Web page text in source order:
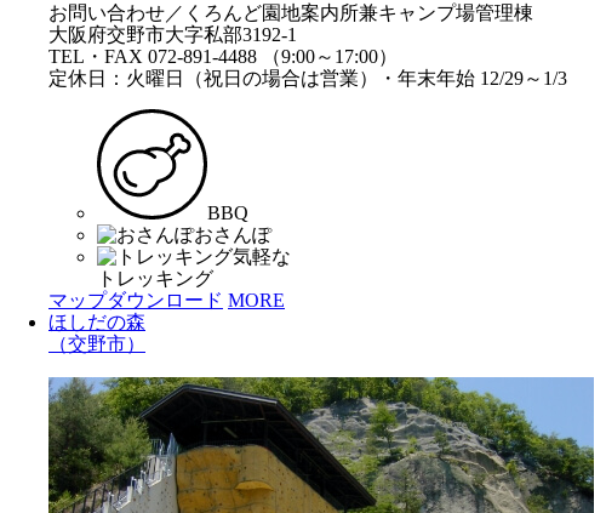
お問い合わせ／くろんど園地案内所兼キャンプ場管理棟
大阪府交野市大字私部3192-1
TEL・FAX 072-891-4488 （9:00～17:00）
定休日：火曜日（祝日の場合は営業）・年末年始 12/29～1/3
BBQ
おさんぽ
気軽な
トレッキング
マップダウンロード MORE
ほしだの森
（交野市）